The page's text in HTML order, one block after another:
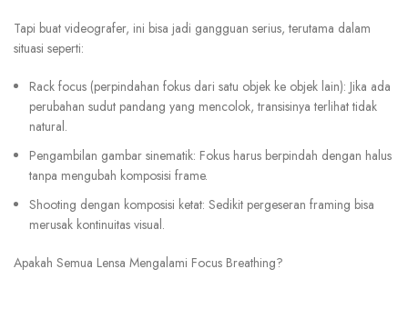
Tapi buat videografer, ini bisa jadi gangguan serius, terutama dalam
situasi seperti:
Rack focus (perpindahan fokus dari satu objek ke objek lain): Jika ada
perubahan sudut pandang yang mencolok, transisinya terlihat tidak
natural.
Pengambilan gambar sinematik: Fokus harus berpindah dengan halus
tanpa mengubah komposisi frame.
Shooting dengan komposisi ketat: Sedikit pergeseran framing bisa
merusak kontinuitas visual.
Apakah Semua Lensa Mengalami Focus Breathing?